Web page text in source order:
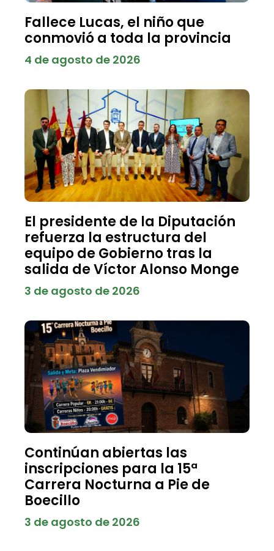
Fallece Lucas, el niño que
conmovió a toda la provincia
4 de agosto de 2026
El presidente de la Diputación
refuerza la estructura del
equipo de Gobierno tras la
salida de Víctor Alonso Monge
3 de agosto de 2026
Continúan abiertas las
inscripciones para la 15ª
Carrera Nocturna a Pie de
Boecillo
3 de agosto de 2026